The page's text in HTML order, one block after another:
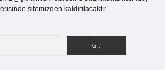
sitemizden kaldırılacaktır.